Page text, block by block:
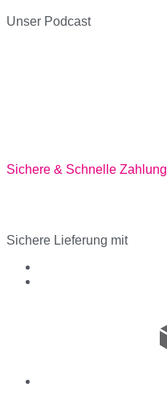
Unser Podcast
Sichere & Schnelle Zahlung
Sichere Lieferung mit